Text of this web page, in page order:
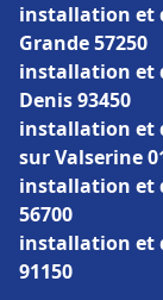
installation et
Grande 57250
installation et
Denis 93450
installation et
sur Valserine
installation et
56700
installation et
91150